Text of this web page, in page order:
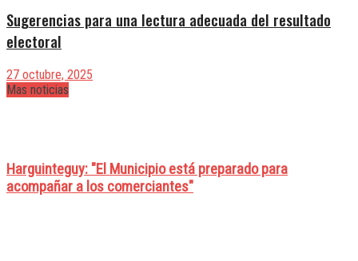
Sugerencias para una lectura adecuada del resultado
electoral
27 octubre, 2025
Mas noticias
Harguinteguy: "El Municipio está preparado para
acompañar a los comerciantes"